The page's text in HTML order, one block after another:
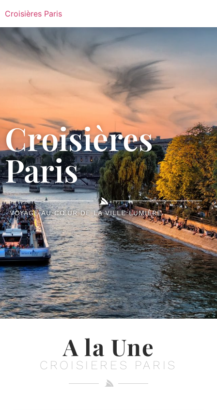
Croisières Paris
Croisières
Paris
VOYAGE AU CŒUR DE LA VILLE LUMIÈRE
A la Une
CROISIERES PARIS